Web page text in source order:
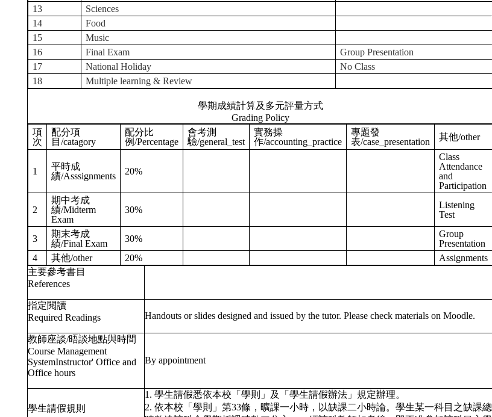
13
Sciences
14
Food
15
Music
16
Final Exam
Group Presentation
17
National Holiday
No Class
18
Multiple learning & Review
學期成績計算及多元評量方式
Grading Policy
項
次
配分項
目/catagory
配分比
例/Percentage
會考測
驗/general_test
實務操
作/accounting_practice
專題發
表/case_presentation
其他/other
1
平時成
績/Asssignments
20%
Class
Attendance
and
Participation
2
期中考成
績/Midterm
Exam
30%
Listening
Test
3
期末考成
績/Final Exam
30%
Group
Presentation
4
其他/other 20%
Assignments
主要參考書目
References
指定閱讀
Required Readings
Handouts or slides designed and issued by the tutor. Please check materials on Moodle.
教師座談/晤談地點與時間
Course Management
SystemInstructor' Office and
Office hours
By appointment
學生請假規則
1. 學生請假悉依本校「學則」及「學生請假辦法」規定辦理。
2. 依本校「學則」第33條，曠課一小時，以缺課二小時論。學生某一科目之缺課總